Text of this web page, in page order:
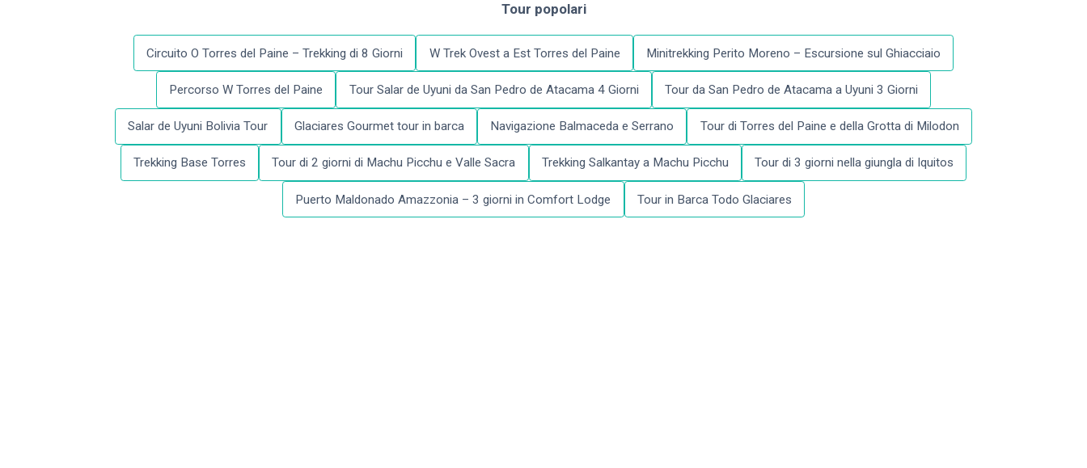
Tour popolari
Circuito O Torres del Paine – Trekking di 8 Giorni W Trek Ovest a Est Torres del Paine Minitrekking Perito Moreno – Escursione sul Ghiacciaio
Percorso W Torres del Paine Tour Salar de Uyuni da San Pedro de Atacama 4 Giorni Tour da San Pedro de Atacama a Uyuni 3 Giorni
Salar de Uyuni Bolivia Tour Glaciares Gourmet tour in barca Navigazione Balmaceda e Serrano Tour di Torres del Paine e della Grotta di Milodon
Trekking Base Torres Tour di 2 giorni di Machu Picchu e Valle Sacra Trekking Salkantay a Machu Picchu Tour di 3 giorni nella giungla di Iquitos
Puerto Maldonado Amazzonia – 3 giorni in Comfort Lodge Tour in Barca Todo Glaciares